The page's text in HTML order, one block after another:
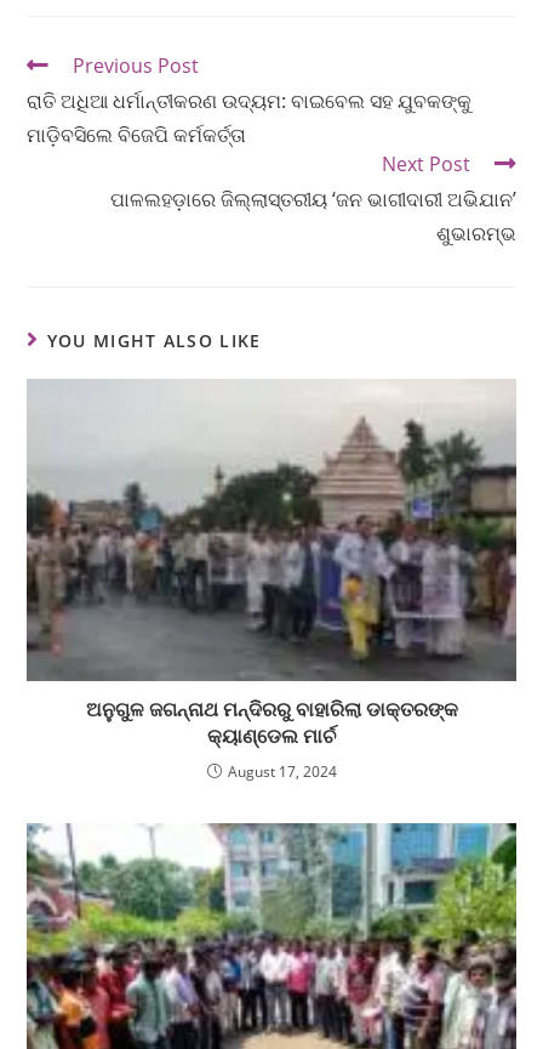
Previous Post
ରାତି ଅଧିଆ ଧର୍ମାନ୍ତୀକରଣ ଉଦ୍ୟମ: ବାଇବେଲ ସହ ଯୁବକଙ୍କୁ
ମାଡ଼ିବସିଲେ ବିଜେପି କର୍ମକର୍ତ୍ତା
Next Post
ପାଳଲହଡ଼ାରେ ଜିଲ୍ଲାସ୍ତରୀୟ ‘ଜନ ଭାଗୀଦାରୀ ଅଭିଯାନ’
ଶୁଭାରମ୍ଭ
YOU MIGHT ALSO LIKE
ଅନୁଗୁଳ ଜଗନ୍ନାଥ ମନ୍ଦିରରୁ ବାହାରିଲା ଡାକ୍ତରଙ୍କ
କ୍ୟାଣ୍ଡେଲ ମାର୍ଚ
August 17, 2024